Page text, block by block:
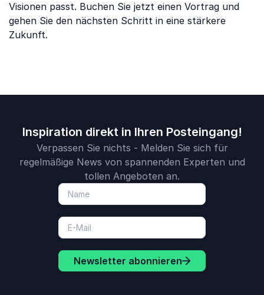
Visionen passt. Buchen Sie jetzt einen Vortrag und
gehen Sie den nächsten Schritt in eine stärkere
Zukunft.
Inspiration direkt in Ihren Posteingang!
Verpassen Sie nichts - Melden Sie sich für
regelmäßige News von spannenden Experten und
tollen Angeboten an.
Newsletter abonnieren